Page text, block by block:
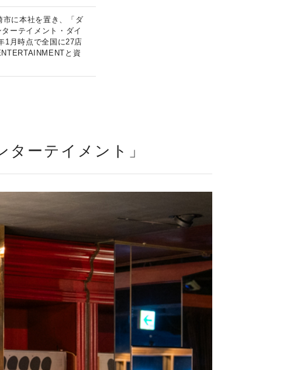
市に本社を置き、「ダ
ーテイメント・ダイ
1月時点で全国に27店
と資
ーテイメント」